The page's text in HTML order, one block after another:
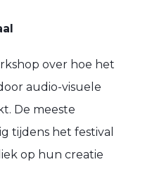
over hoe het
audio-visuele
De meeste
tijdens het festival
op hun creatie